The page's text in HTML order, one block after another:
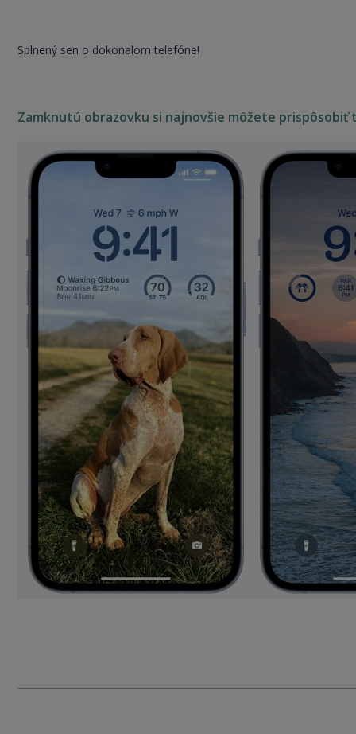
Splnený sen o dokonalom telefóne!
Zamknutú obrazovku si najnovšie môžete prispôsobiť